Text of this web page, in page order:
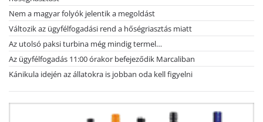
Nem a magyar folyók jelentik a megoldást
Változik az ügyfélfogadási rend a hőségriasztás miatt
Az utolsó paksi turbina még mindig termel…
Az ügyfélfogadás 11:00 órakor befejeződik Marcaliban
Kánikula idején az állatokra is jobban oda kell figyelni